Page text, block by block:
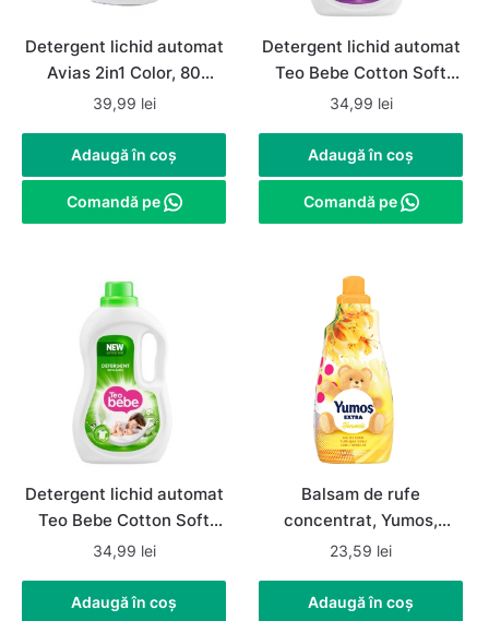
Detergent lichid automat
Avias 2in1 Color, 80
spalari, 4litri
39,99 lei
Adaugă în coș
Comandă pe
Detergent lichid automat
Teo Bebe Cotton Soft
Lavender, 1.1 L, 20 spalari
34,99 lei
Adaugă în coș
Comandă pe
Detergent lichid automat
Teo Bebe Cotton Soft
Aloe, 1.1 L, 20 spalari
34,99 lei
Adaugă în coș
Balsam de rufe
concentrat, Yumos,
Hanimeli / Mana Maicii
spalari
23,59 lei
Adaugă în coș